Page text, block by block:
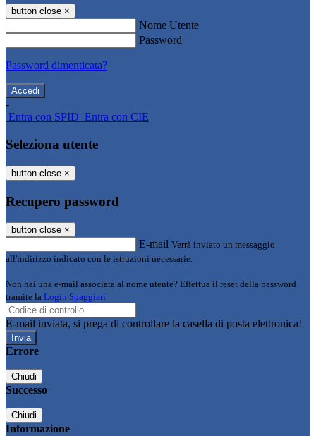
button close ×
Nome Utente
Password
Password dimenticata?
-
Entra con SPID Entra con CIE
Seleziona utente
button close ×
Recupero password
button close ×
E-mail Verrà inviato un messaggio
all'indirizzo indicato con le istruzioni necessarie.
Non hai una e-mail associata al nome utente? Effettua il reset della password
tramite la Login Spaggiari
E-mail inviata, si prega di controllare la casella di posta elettronica!
Errore
Chiudi
Successo
Chiudi
Informazione